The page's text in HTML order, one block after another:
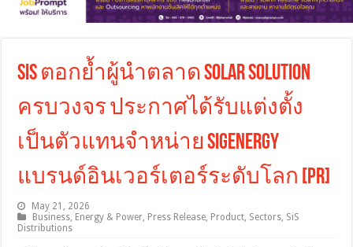
SiS ตอกย้ำผู้นำตลาด Solar Solution
ครบวงจร ประกาศได้รับแต่งตั้ง
เป็นตัวแทนจำหน่าย Sigenergy
แบรนด์อินเวอร์เตอร์ระดับโลก [PR]
May 21, 2026
Business Energy & Power Press Release Product Sectors SiS
Distributions